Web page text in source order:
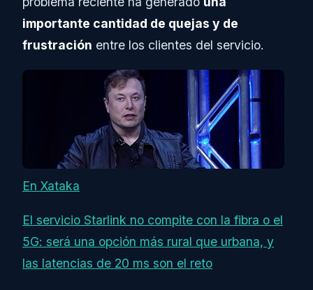
importante cantidad de quejas y de
frustración entre los clientes del servicio.
En Xataka
El servicio Starlink no compite con la fibra o el
5G: será una opción más rural que urbana, y
las latencias de 20 ms son el reto